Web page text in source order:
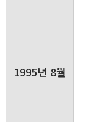
1995년 8월